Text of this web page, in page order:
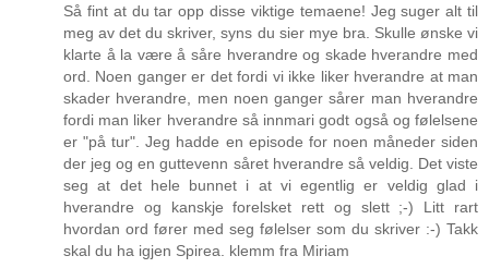
Så fint at du tar opp disse viktige temaene! Jeg suger alt til
meg av det du skriver, syns du sier mye bra. Skulle ønske vi
klarte å la være å såre hverandre og skade hverandre med
ord. Noen ganger er det fordi vi ikke liker hverandre at man
skader hverandre, men noen ganger sårer man hverandre
fordi man liker hverandre så innmari godt også og følelsene
er "på tur". Jeg hadde en episode for noen måneder siden
der jeg og en guttevenn såret hverandre så veldig. Det viste
seg at det hele bunnet i at vi egentlig er veldig glad i
hverandre og kanskje forelsket rett og slett ;-) Litt rart
hvordan ord fører med seg følelser som du skriver :-) Takk
skal du ha igjen Spirea. klemm fra Miriam